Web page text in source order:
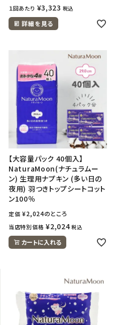
１回あたり ¥3,323 税込
詳細を見る
【大容量パック 40個入】
NaturaMoon(ナチュラムー
ン) 生理用ナプキン (多い日の
夜用) 羽つきトップシートコット
ン100％
定価 ¥2,024のところ
当店特別価格 ¥2,024 税込
カートに入れる